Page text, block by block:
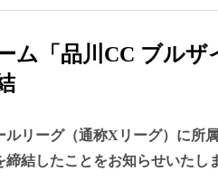
ム「品川CC ブルザ
リーグ（通称Xリーグ）に所
結したことをお知らせいたし